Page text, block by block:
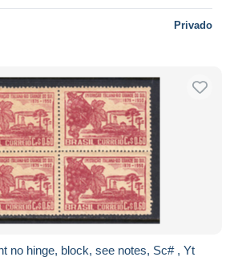
Privado
no hinge, block, see notes, Sc# , Yt